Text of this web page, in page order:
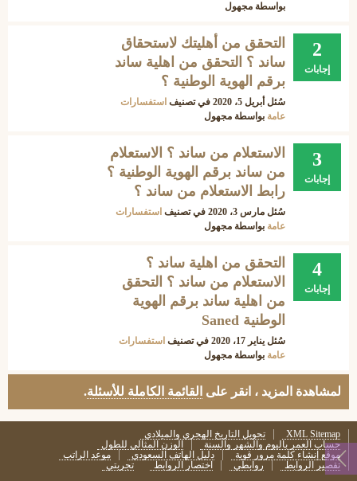
بواسطة مجهول
2
إجابات
التحقق من أهليتك لاستحقاق
ساند ؟ التحقق من اهلية ساند
برقم الهوية الوطنية ؟
سُئل أبريل 5، 2020 في تصنيف استفسارات
عامة بواسطة مجهول
3
إجابات
الاستعلام من ساند ؟ الاستعلام
من ساند برقم الهوية الوطنية ؟
رابط الاستعلام من ساند ؟
سُئل مارس 3، 2020 في تصنيف استفسارات
عامة بواسطة مجهول
4
إجابات
التحقق من اهلية ساند ؟
الاستعلام من ساند ؟ التحقق
من اهلية ساند برقم الهوية
الوطنية Saned
سُئل يناير 17، 2020 في تصنيف استفسارات
عامة بواسطة مجهول
لمشاهدة المزيد ، انقر على القائمة الكاملة للأسئلة.
XML Sitemap
تحويل التاريخ الهجري والميلادي
حساب العمر باليوم والشهر والسنة
الوزن المثالي للطول
موقع إنشاء كلمة مرور قوية
دليل الهاتف السعودي
موعد الراتب
تقصير الروابط
روابطي اختصار الروابط تجربتي